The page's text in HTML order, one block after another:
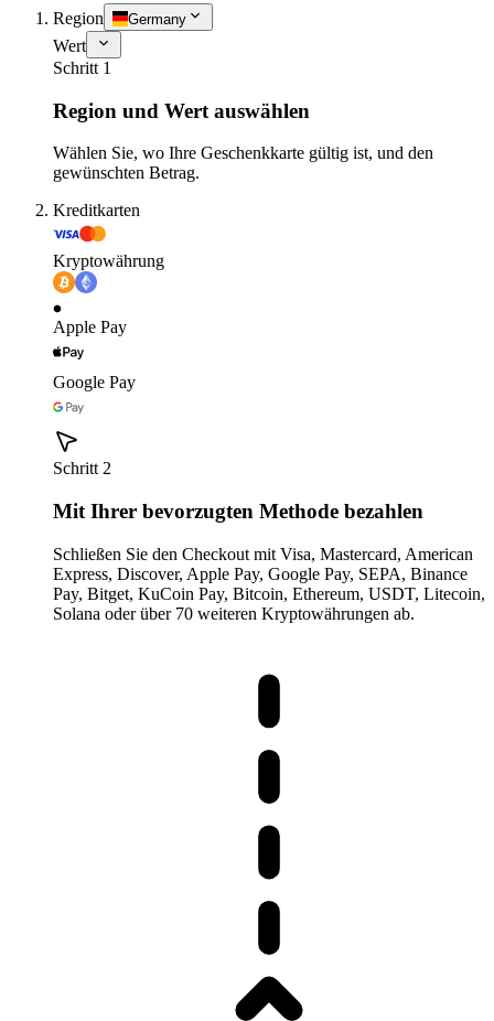
Region Germany
Wert
Schritt 1
Region und Wert auswählen
Wählen Sie, wo Ihre Geschenkkarte gültig ist, und den
gewünschten Betrag.
Kreditkarten
Kryptowährung
Apple Pay
Google Pay
Schritt 2
Mit Ihrer bevorzugten Methode bezahlen
Schließen Sie den Checkout mit Visa, Mastercard, American
Express, Discover, Apple Pay, Google Pay, SEPA, Binance
Pay, Bitget, KuCoin Pay, Bitcoin, Ethereum, USDT, Litecoin,
Solana oder über 70 weiteren Kryptowährungen ab.